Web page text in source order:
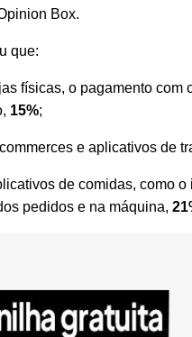
Box.
que:
físicas, o pagamento com
15%;
e aplicativos de
de comidas, como
pedidos e na máquina,